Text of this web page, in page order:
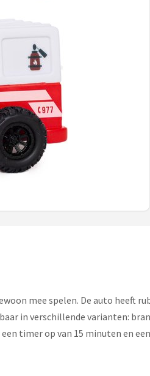
mee spelen. De auto heeft
in verschillende varianten:
timer op van 15 minuten en